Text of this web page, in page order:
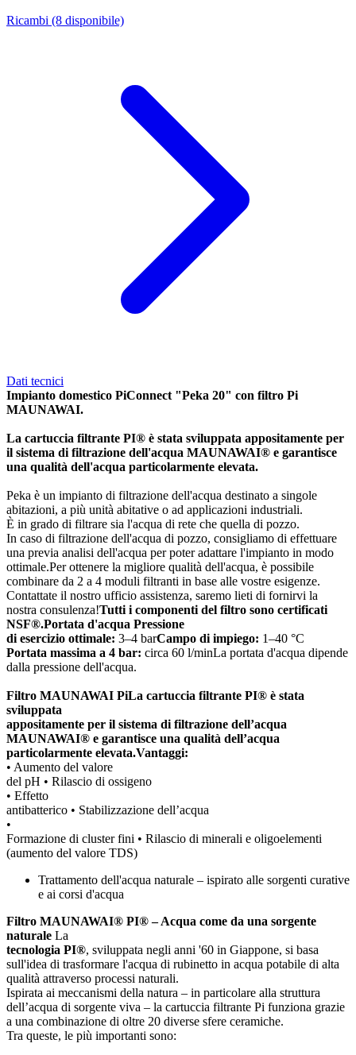
Ricambi (8 disponibile)
Dati tecnici
Impianto domestico PiConnect "Peka 20" con filtro Pi
MAUNAWAI.
La cartuccia filtrante PI® è stata sviluppata appositamente per
il sistema di filtrazione dell'acqua MAUNAWAI® e garantisce
una qualità dell'acqua particolarmente elevata.
Peka è un impianto di filtrazione dell'acqua destinato a singole
abitazioni, a più unità abitative o ad applicazioni industriali.
È in grado di filtrare sia l'acqua di rete che quella di pozzo.
In caso di filtrazione dell'acqua di pozzo, consigliamo di effettuare
una previa analisi dell'acqua per poter adattare l'impianto in modo
ottimale.Per ottenere la migliore qualità dell'acqua, è possibile
combinare da 2 a 4 moduli filtranti in base alle vostre esigenze.
Contattate il nostro ufficio assistenza, saremo lieti di fornirvi la
nostra consulenza!Tutti i componenti del filtro sono certificati
NSF®.Portata d'acqua Pressione
di esercizio ottimale: 3–4 barCampo di impiego: 1–40 °C
Portata massima a 4 bar: circa 60 l/minLa portata d'acqua dipende
dalla pressione dell'acqua.
Filtro MAUNAWAI PiLa cartuccia filtrante PI® è stata
sviluppata
appositamente per il sistema di filtrazione dell’acqua
MAUNAWAI® e garantisce una qualità dell’acqua
particolarmente elevata.Vantaggi:
• Aumento del valore
del pH • Rilascio di ossigeno
• Effetto
antibatterico • Stabilizzazione dell’acqua
•
Formazione di cluster fini • Rilascio di minerali e oligoelementi
(aumento del valore TDS)
Trattamento dell'acqua naturale – ispirato alle sorgenti curative
e ai corsi d'acqua
Filtro MAUNAWAI® PI® – Acqua come da una sorgente
naturale La
tecnologia PI®, sviluppata negli anni '60 in Giappone, si basa
sull'idea di trasformare l'acqua di rubinetto in acqua potabile di alta
qualità attraverso processi naturali.
Ispirata ai meccanismi della natura – in particolare alla struttura
dell’acqua di sorgente viva – la cartuccia filtrante Pi funziona grazie
a una combinazione di oltre 20 diverse sfere ceramiche.
Tra queste, le più importanti sono: